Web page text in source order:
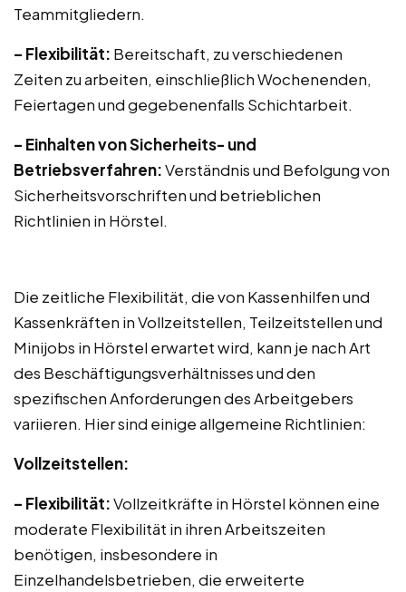
Teammitgliedern.
– Flexibilität: Bereitschaft, zu verschiedenen
Zeiten zu arbeiten, einschließlich Wochenenden,
Feiertagen und gegebenenfalls Schichtarbeit.
– Einhalten von Sicherheits- und
Betriebsverfahren:Verständnis und Befolgung von
Sicherheitsvorschriften und betrieblichen
Richtlinien in Hörstel.
Die zeitliche Flexibilität, die von Kassenhilfen und
Kassenkräften in Vollzeitstellen, Teilzeitstellen und
Minijobs in Hörstel erwartet wird, kann je nach Art
des Beschäftigungsverhältnisses und den
spezifischen Anforderungen des Arbeitgebers
variieren. Hier sind einige allgemeine Richtlinien:
Vollzeitstellen:
– Flexibilität:Vollzeitkräfte in Hörstel können eine
moderate Flexibilität in ihren Arbeitszeiten
benötigen, insbesondere in
Einzelhandelsbetrieben, die erweiterte